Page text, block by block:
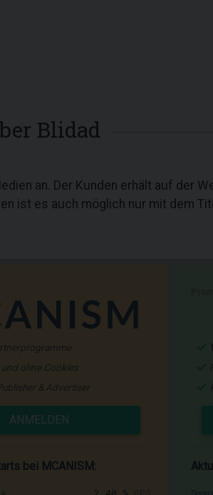
Blidad
an. Der Kunden erhält auf der
ist es auch möglich nur mit dem
ohne Cookies
& Advertiser
ANMELDEN
bei MCANISM: